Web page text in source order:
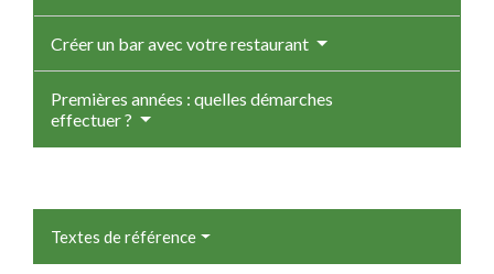
Créer un bar avec votre restaurant
Premières années : quelles démarches
effectuer ?
Textes de référence